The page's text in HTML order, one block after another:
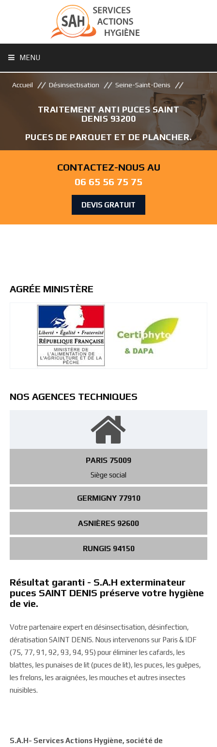
MENU
Accueil Désinsectisation Seine-Saint-Denis
TRAITEMENT ANTI PUCES SAINT
DENIS 93200
PUCES DE PARQUET ET DE PLANCHER.
CONTACTEZ-NOUS AU
06 65 56 75 75
DEVIS GRATUIT
AGRÉE MINISTÈRE
NOS AGENCES TECHNIQUES
PARIS 75009
Siège social
GERMIGNY 77910
ASNIÈRES 92600
RUNGIS 94150
Résultat garanti - S.A.H exterminateur
puces SAINT DENIS préserve votre hygiène
de vie.
Votre partenaire expert en désinsectisation, désinfection,
dératisation SAINT DENIS. Nous intervenons sur Paris & IDF
(75, 77, 91, 92, 93, 94, 95) pour éliminer les cafards, les
blattes, les punaises de lit (puces de lit), les puces, les guêpes,
les frelons, les araignées, les mouches et autres insectes
nuisibles.
S.A.H- Services Actions Hygiène, société de